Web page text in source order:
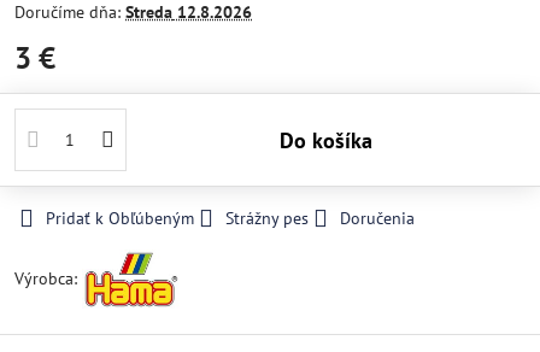
Doručíme dňa: Streda 12.8.2026
3 €
Do košíka
Pridať k Obľúbeným Strážny pes Doručenia
Výrobca: